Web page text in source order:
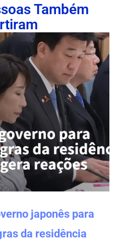
Também
japonês para
da residência